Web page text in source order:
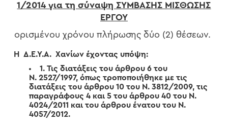
1/2014 για τη σύναψη ΣΥΜΒΑΣΗΣ ΜΙΣΘΩΣΗΣ
ΕΡΓΟΥ
ορισμένου χρόνου πλήρωσης δύο (2) θέσεων.
Η Δ.Ε.Υ.Α. Χανίων έχοντας υπόψη:
1. Τις διατάξεις του άρθρου 6 του
Ν. 2527/1997, όπως τροποποιήθηκε με τις
διατάξεις του άρθρου 10 του Ν. 3812/2009, τις
παραγράφους 4 και 5 του άρθρου 40 του Ν.
4024/2011 και του άρθρου ένατου του Ν.
4057/2012.